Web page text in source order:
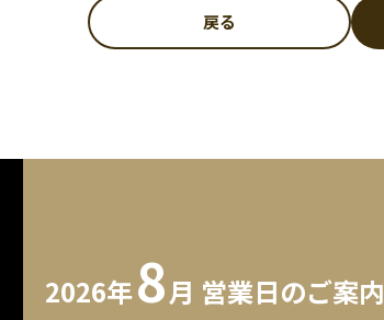
戻る
2026年8月 営業日のご案内